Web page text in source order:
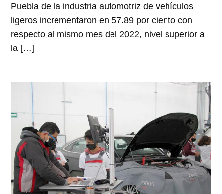
Puebla de la industria automotriz de vehículos
ligeros incrementaron en 57.89 por ciento con
respecto al mismo mes del 2022, nivel superior a
la […]